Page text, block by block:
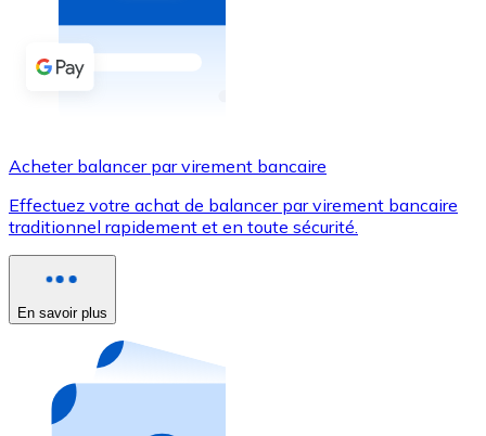
Acheter avec espèces
Virement SEPA
Utilisez les cartes Visa et Mastercard pour acheter
Acheter avec carte
Nouveau
Achetez des cartes-cadeaux de vos marques
Aller à la boutique de cartes-cadeaux
Acheter balancer par virement bancaire
Effectuez votre achat de balancer par virement bancaire
traditionnel rapidement et en toute sécurité.
En savoir plus